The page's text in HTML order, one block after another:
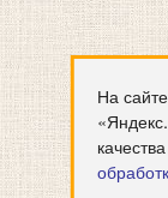
На